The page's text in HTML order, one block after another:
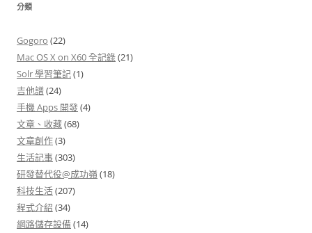
分類
Gogoro (22)
Mac OS X on X60 全記錄(21)
Solr 學習筆記(1)
吉他譜(24)
手機 Apps 開發(4)
文章、收藏(68)
文章創作(3)
生活記事(303)
研發替代役@成功嶺(18)
科技生活(207)
程式介紹 (34)
網路儲存設備(14)